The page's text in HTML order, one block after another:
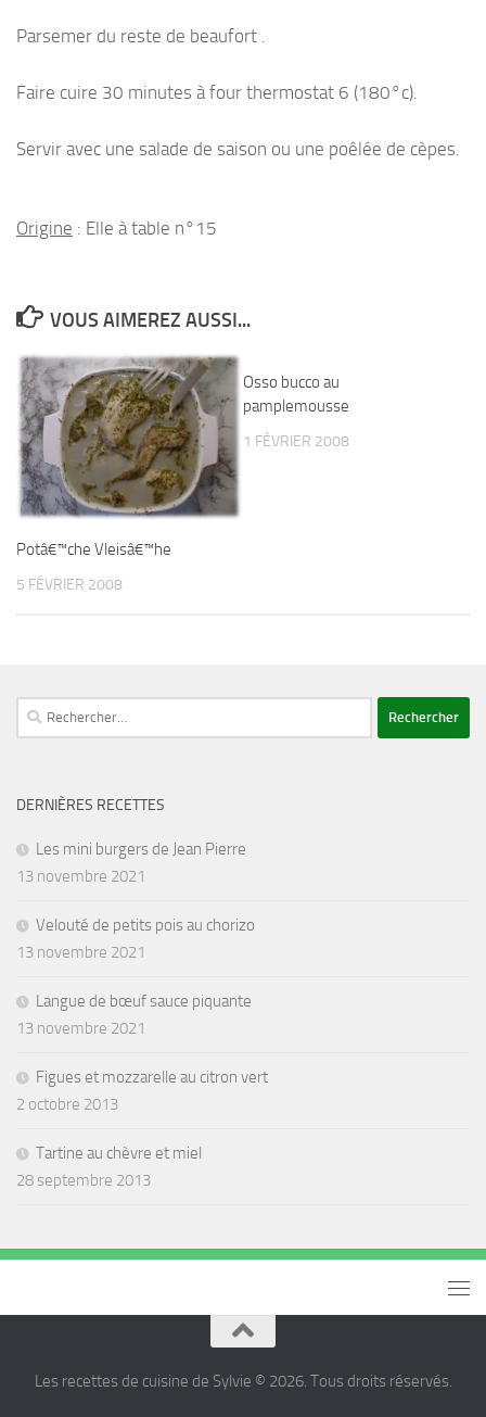
Parsemer du reste de beaufort .
Faire cuire 30 minutes à four thermostat 6 (180°c).
Servir avec une salade de saison ou une poêlée de cèpes.
Origine : Elle à table n°15
VOUS AIMEREZ AUSSI...
Potâ€™che Vleisâ€™he
5 FÉVRIER 2008
Osso bucco au
pamplemousse
1 FÉVRIER 2008
Rechercher :
DERNIÈRES RECETTES
Les mini burgers de Jean Pierre
13 novembre 2021
Velouté de petits pois au chorizo
13 novembre 2021
Langue de bœuf sauce piquante
13 novembre 2021
Figues et mozzarelle au citron vert
2 octobre 2013
Tartine au chèvre et miel
28 septembre 2013
Les recettes de cuisine de Sylvie © 2026. Tous droits réservés.